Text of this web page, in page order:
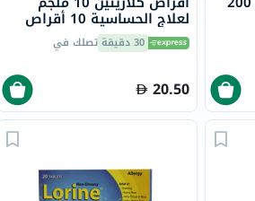
لعلاج الحساسية 10 أقراص
30 دقيقة تصلك في
20.50